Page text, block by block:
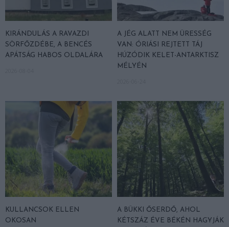
KIRÁNDULÁS A RAVAZDI
SÖRFŐZDÉBE, A BENCÉS
APÁTSÁG HABOS OLDALÁRA
A JÉG ALATT NEM ÜRESSÉG
VAN: ÓRIÁSI REJTETT TÁJ
HÚZÓDIK KELET-ANTARKTISZ
MÉLYÉN
KULLANCSOK ELLEN
OKOSAN
A BÜKKI ŐSERDŐ, AHOL
KÉTSZÁZ ÉVE BÉKÉN HAGYJÁK